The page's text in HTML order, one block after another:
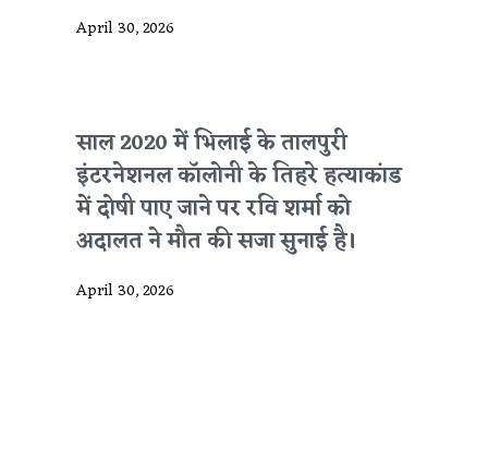
April 30, 2026
साल 2020 में भिलाई के तालपुरी
इंटरनेशनल कॉलोनी के तिहरे हत्याकांड
में दोषी पाए जाने पर रवि शर्मा को
अदालत ने मौत की सजा सुनाई है।
April 30, 2026